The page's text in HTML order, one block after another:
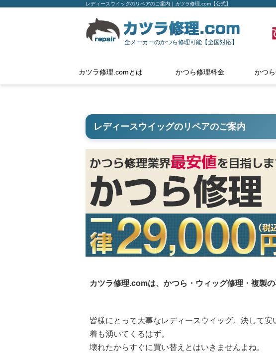
レディースウイッグのリペアのご案内｜カツラ修理.com【公式】
全メーカーのかつら修理可能【全国対応】
カツラ修理.comとは かつら修理料金 かつ
レディースウイッグのリペアのご案内
カツラ修理.comは、かつら・ウィッグ修理・複製の
皆様にとって大事なレディースウイッグ。決して
着も湧いてくるはず。
壊れたからすぐに買い替えとはいきませんよね。